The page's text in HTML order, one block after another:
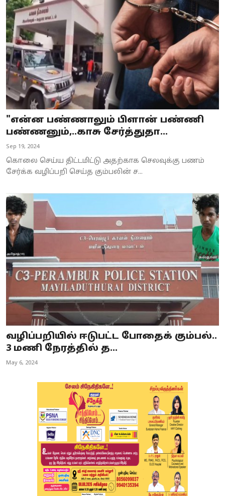
Business
Crime
Tamilnadu
National
World
Astrology
Spirituality
Weather
Politics
"என்ன பண்ணாலும் பிளான் பண்ணி
பண்ணனும்,..காசு சேர்த்துதா...
Sep 19, 2024
கொலை செய்ய திட்டமிட்டு அதற்காக செலவுக்கு பணம்
சேர்க்க வழிப்பறி செய்த கும்பலின் ச...
வழிப்பறியில் ஈடுபட்ட போதைக் கும்பல்..
3 மணி நேரத்தில் த...
May 6, 2024